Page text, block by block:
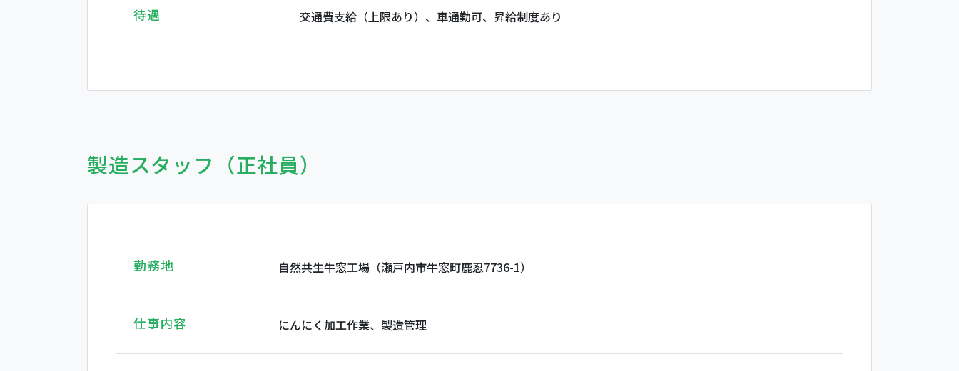
待遇 交通費支給（上限あり）、車通勤可、昇給制度あり
製造スタッフ（正社員）
勤務地 自然共生牛窓工場（瀬戸内市牛窓町鹿忍7736-1）
仕事内容 にんにく加工作業、製造管理